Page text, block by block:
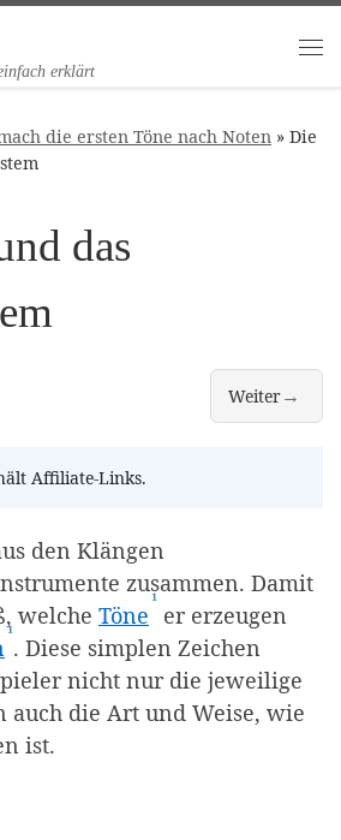
erklärt
die ersten Töne nach Noten » Die
das
ersten Töne nach Noten
Weiter
Die zwei
→
Affiliate-Links.
den Klängen
zusammen. Damit
welche Töne (Affiliate-Link)
¹ er erzeugen
(Affiliate-Link)
¹. Diese simplen Zeichen
nicht nur die jeweilige
auch die Art und Weise, wie
ist.